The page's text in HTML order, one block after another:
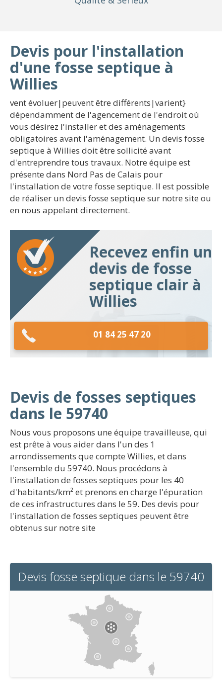
Devis pour l'installation
d'une fosse septique à
Willies
vent évoluer|peuvent être différents|varient}
dépendamment de l'agencement de l'endroit où
vous désirez l'installer et des aménagements
obligatoires avant l'aménagement. Un devis fosse
septique à Willies doit être sollicité avant
d'entreprendre tous travaux. Notre équipe est
présente dans Nord Pas de Calais pour
l'installation de votre fosse septique. Il est possible
de réaliser un devis fosse septique sur notre site ou
en nous appelant directement.
Recevez enfin un
devis de fosse
septique clair à
Willies
01 84 25 47 20
Devis de fosses septiques
dans le 59740
Nous vous proposons une équipe travailleuse, qui
est prête à vous aider dans l'un des 1
arrondissements que compte Willies, et dans
l'ensemble du 59740. Nous procédons à
l'installation de fosses septiques pour les 40
d'habitants/km² et prenons en charge l'épuration
de ces infrastructures dans le 59. Des devis pour
l'installation de fosses septiques peuvent être
obtenus sur notre site
Devis fosse septique dans le 59740